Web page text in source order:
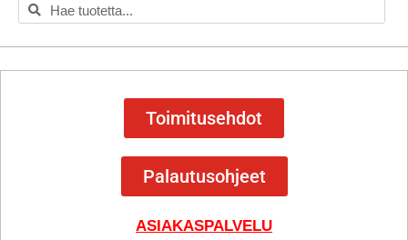
Toimitusehdot
Palautusohjeet
ASIAKASPALVELU